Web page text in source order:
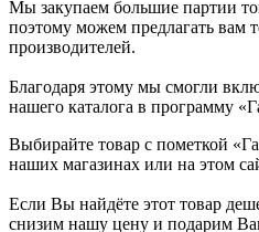
Мы закупаем большие партии
поэтому можем предлагать вам
производителей.
Благодаря этому мы смогли
нашего каталога в программу
Выбирайте товар с пометкой
наших магазинах или на этом
Если Вы найдёте этот товар
снизим нашу цену и подарим